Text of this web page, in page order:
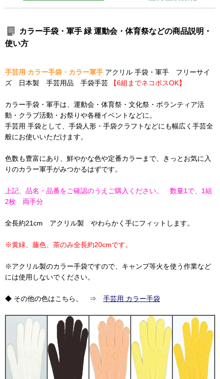
カラー手袋・軍手 緑 運動会・体育祭などの商品説明・
使い方
手芸用 カラー手袋・カラー軍手 アクリル 手袋・軍手 フリーサイ
ズ 日本製 手芸用品 手袋手芸
【6組までネコポスOK】
カラー手袋・軍手は、運動会・体育祭・文化祭・ボランティア活
動・クラブ活動・お祭りや各種イベントなどに。
手芸用 手袋として、手袋人形・手袋クラフトなどにも幅広く手芸全
般にお使いいただけます。
色数も豊富にあり、鮮やかな色や定番カラーまで、きっとお気に入
りのカラー軍手がみつかるはずです。
上記、品名・品番をご確認のうえご購入ください。 数量1で、1組
2枚 両手分
全長約21cm アクリル製 やわらかく手にフィットします。
※黄緑、藤色、茶のみ全長約20cmです。
※アクリル製のカラー手袋ですので、キャンプ等火を使う作業など
には使用しないでください。
◆ その他の色はこちら。 ⇒ 手芸用 カラー手袋